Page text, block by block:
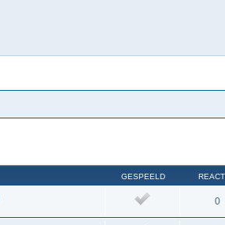
GESPEELD
0